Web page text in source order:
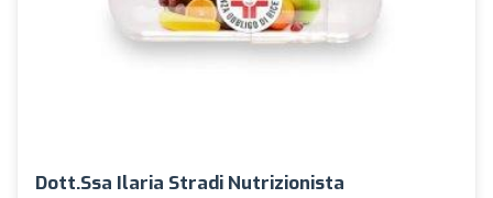
Dott.ssa Ilaria Stradi Nutrizionista